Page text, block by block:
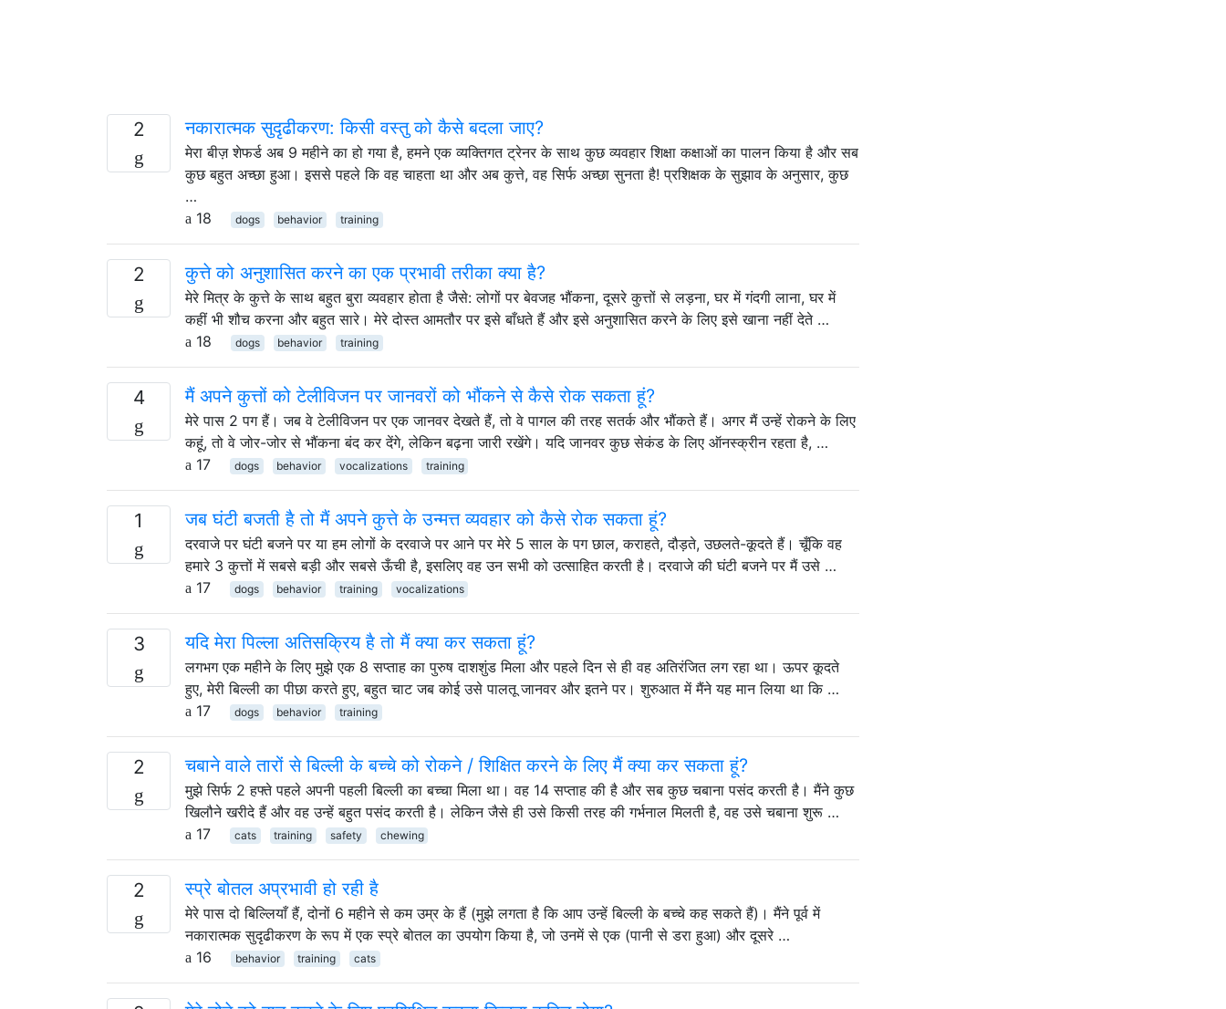
2 नकारात्मक सुदृढीकरण: किसी वस्तु को कैसे बदला जाए?
मेरा बीज़ शेफर्ड अब 9 महीने का हो गया है, हमने एक व्यक्तिगत ट्रेनर के साथ कुछ व्यवहार शिक्षा कक्षाओं का पालन किया है और सब
कुछ बहुत अच्छा हुआ। इससे पहले कि वह चाहता था और अब कुत्ते, वह सिर्फ अच्छा सुनता है! प्रशिक्षक के सुझाव के अनुसार, कुछ
…
18
dogs behavior training
2 कुत्ते को अनुशासित करने का एक प्रभावी तरीका क्या है?
मेरे मित्र के कुत्ते के साथ बहुत बुरा व्यवहार होता है जैसे: लोगों पर बेवजह भौंकना, दूसरे कुत्तों से लड़ना, घर में गंदगी लाना, घर में
कहीं भी शौच करना और बहुत सारे। मेरे दोस्त आमतौर पर इसे बाँधते हैं और इसे अनुशासित करने के लिए इसे खाना नहीं देते …
18
dogs behavior training
4 मैं अपने कुत्तों को टेलीविजन पर जानवरों को भौंकने से कैसे रोक सकता हूं?
मेरे पास 2 पग हैं। जब वे टेलीविजन पर एक जानवर देखते हैं, तो वे पागल की तरह सतर्क और भौंकते हैं। अगर मैं उन्हें रोकने के लिए
कहूं, तो वे जोर-जोर से भौंकना बंद कर देंगे, लेकिन बढ़ना जारी रखेंगे। यदि जानवर कुछ सेकंड के लिए ऑनस्क्रीन रहता है, …
17
dogs behavior vocalizations training
1 जब घंटी बजती है तो मैं अपने कुत्ते के उन्मत्त व्यवहार को कैसे रोक सकता हूं?
दरवाजे पर घंटी बजने पर या हम लोगों के दरवाजे पर आने पर मेरे 5 साल के पग छाल, कराहते, दौड़ते, उछलते-कूदते हैं। चूँकि वह
हमारे 3 कुत्तों में सबसे बड़ी और सबसे ऊँची है, इसलिए वह उन सभी को उत्साहित करती है। दरवाजे की घंटी बजने पर मैं उसे …
17
dogs behavior training vocalizations
3 यदि मेरा पिल्ला अतिसक्रिय है तो मैं क्या कर सकता हूं?
लगभग एक महीने के लिए मुझे एक 8 सप्ताह का पुरुष दाशशुंड मिला और पहले दिन से ही वह अतिरंजित लग रहा था। ऊपर कूदते
हुए, मेरी बिल्ली का पीछा करते हुए, बहुत चाट जब कोई उसे पालतू जानवर और इतने पर। शुरुआत में मैंने यह मान लिया था कि …
17
dogs behavior training
2 चबाने वाले तारों से बिल्ली के बच्चे को रोकने / शिक्षित करने के लिए मैं क्या कर सकता हूं?
मुझे सिर्फ 2 हफ्ते पहले अपनी पहली बिल्ली का बच्चा मिला था। वह 14 सप्ताह की है और सब कुछ चबाना पसंद करती है। मैंने कुछ
खिलौने खरीदे हैं और वह उन्हें बहुत पसंद करती है। लेकिन जैसे ही उसे किसी तरह की गर्भनाल मिलती है, वह उसे चबाना शुरू …
17
cats training safety chewing
2 स्प्रे बोतल अप्रभावी हो रही है
मेरे पास दो बिल्लियाँ हैं, दोनों 6 महीने से कम उम्र के हैं (मुझे लगता है कि आप उन्हें बिल्ली के बच्चे कह सकते हैं)। मैंने पूर्व में
नकारात्मक सुदृढीकरण के रूप में एक स्प्रे बोतल का उपयोग किया है, जो उनमें से एक (पानी से डरा हुआ) और दूसरे …
16
behavior training cats